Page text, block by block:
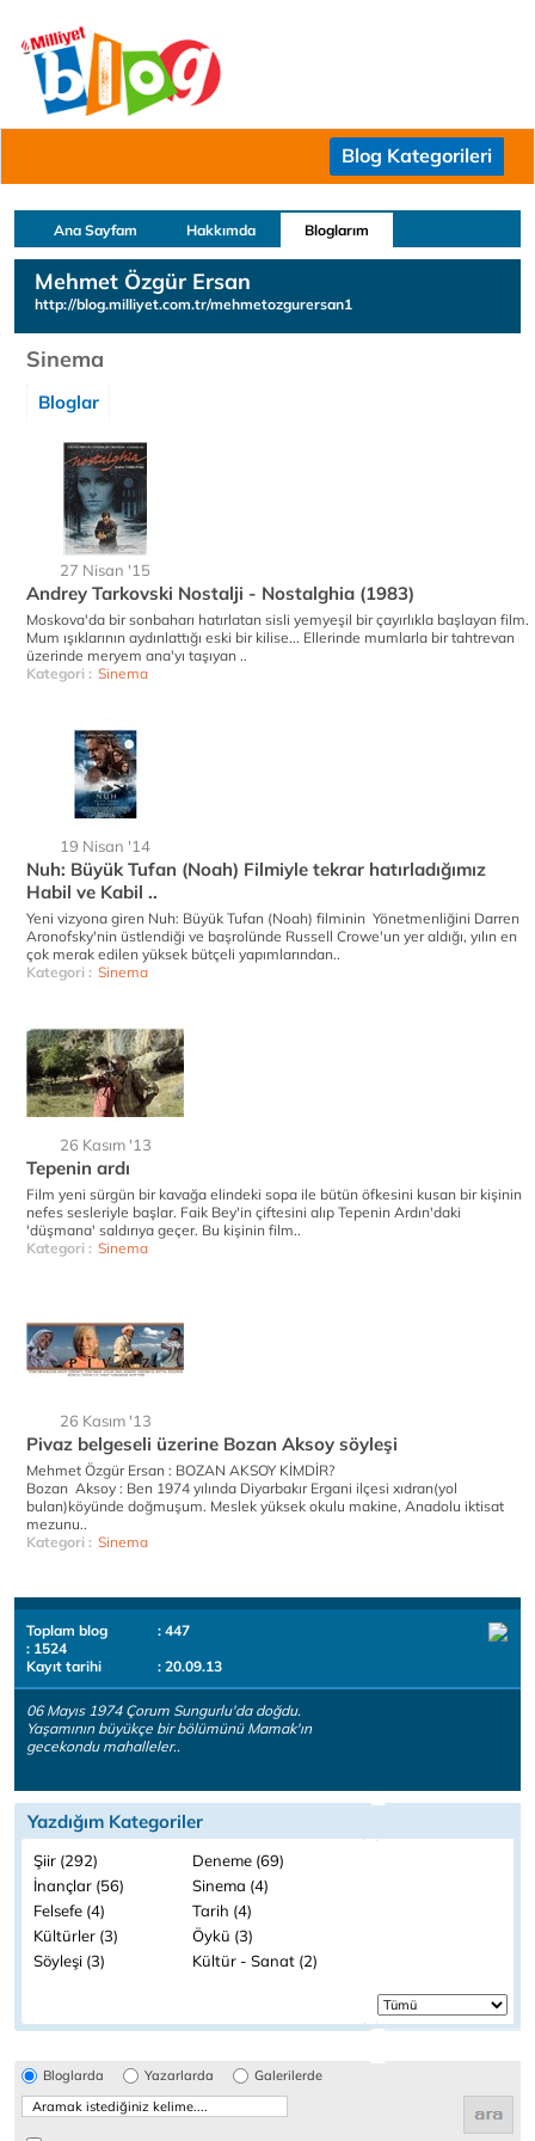
Blog Kategorileri
Ana Sayfam Hakkımda Bloglarım
Mehmet Özgür Ersan
http://blog.milliyet.com.tr/mehmetozgurersan1
Sinema
Bloglar
27 Nisan '15
Andrey Tarkovski Nostalji - Nostalghia (1983)
Moskova'da bir sonbaharı hatırlatan sisli yemyeşil bir çayırlıkla başlayan film.
Mum ışıklarının aydınlattığı eski bir kilise... Ellerinde mumlarla bir tahtrevan
üzerinde meryem ana'yı taşıyan ..
Kategori : Sinema
19 Nisan '14
Nuh: Büyük Tufan (Noah) Filmiyle tekrar hatırladığımız
Habil ve Kabil ..
Yeni vizyona giren Nuh: Büyük Tufan (Noah) filminin Yönetmenliğini Darren
Aronofsky'nin üstlendiği ve başrolünde Russell Crowe'un yer aldığı, yılın en
çok merak edilen yüksek bütçeli yapımlarından..
Kategori : Sinema
26 Kasım '13
Tepenin ardı
Film yeni sürgün bir kavağa elindeki sopa ile bütün öfkesini kusan bir kişinin
nefes sesleriyle başlar. Faik Bey'in çiftesini alıp Tepenin Ardın'daki
'düşmana' saldırıya geçer. Bu kişinin film..
Kategori : Sinema
26 Kasım '13
Pivaz belgeseli üzerine Bozan Aksoy söyleşi
Mehmet Özgür Ersan : BOZAN AKSOY KİMDİR?
Bozan Aksoy : Ben 1974 yılında Diyarbakır Ergani ilçesi xıdran(yol
bulan)köyünde doğmuşum. Meslek yüksek okulu makine, Anadolu iktisat
mezunu..
Kategori : Sinema
Toplam blog
: 447
: 1524
Kayıt tarihi
: 20.09.13
06 Mayıs 1974 Çorum Sungurlu'da doğdu.
Yaşamının büyükçe bir bölümünü Mamak'ın
gecekondu mahalleler..
Yazdığım Kategoriler
Şiir (292)
Deneme (69)
İnançlar (56)
Sinema (4)
Felsefe (4)
Tarih (4)
Kültürler (3)
Öykü (3)
Söyleşi (3)
Kültür - Sanat (2)
Bloglarda Yazarlarda Galerilerde